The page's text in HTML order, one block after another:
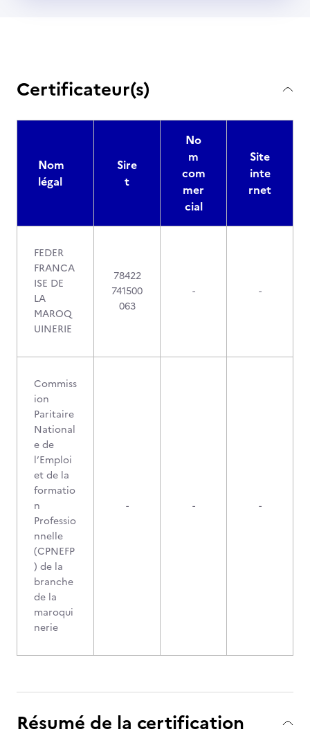
Certificateur(s)
Nom
légal
Sire
t
No
m
com
mer
cial
Site
inte
rnet
FEDER
FRANCA
ISE DE
LA
MAROQ
UINERIE
78422
741500
063
- -
Commiss
ion
Paritaire
National
e de
l’Emploi
et de la
formatio
n
Professio
nnelle
(CPNEFP
) de la
branche
de la
maroqui
nerie
- - -
Résumé de la certification